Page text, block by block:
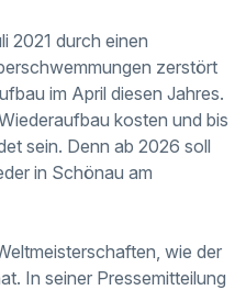
2021 durch einen
zerstört
im April diesen Jahres.
kosten und bis
sein. Denn ab 2026 soll
in Schönau am
wie der
In seiner Pressemitteilung